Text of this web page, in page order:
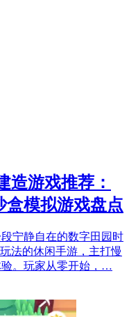
造游戏推荐：
盒模拟游戏盘点
宁静自在的数字田园时
法的休闲手游，主打慢
。玩家从零开始，…